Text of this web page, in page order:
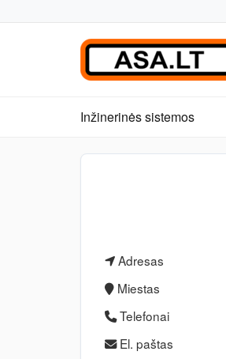
Inžinerinės sistemos
Adresas
Miestas
Telefonai
El. paštas